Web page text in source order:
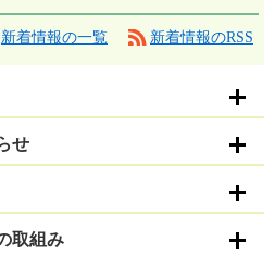
新着情報の一覧 新着情報のRSS
せ
取組み